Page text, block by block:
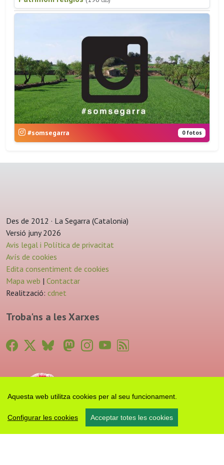
Aquesta web utilitza cookies per al seu funcionament.
Configurar les cookies Acceptar totes les cookies
#somsegarra 0 fotos
Des de 2012 · La Segarra (Catalonia)
Versió juny 2026
Avis legal i Política de privacitat
Avís de cookies
Edita consentiment de cookies
Mapa web | Contactar
Realització: cdnet
Troba'ns a les Xarxes